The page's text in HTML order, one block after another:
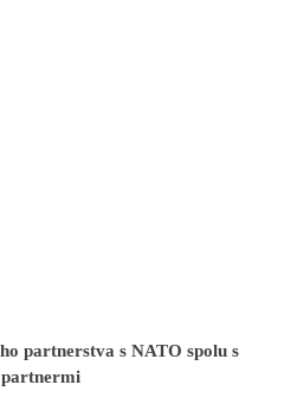
partnerstva s NATO spolu s